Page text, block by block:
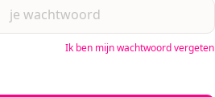
je wachtwoord
Ik ben mijn wachtwoord vergeten